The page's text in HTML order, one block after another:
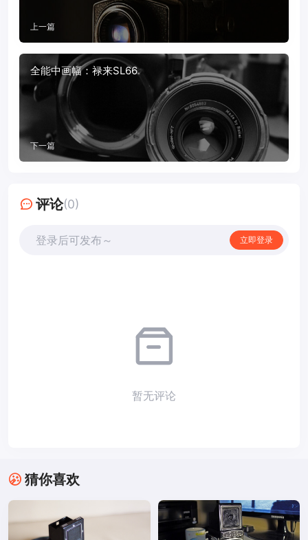
上一篇
全能中画幅：禄来SL66
下一篇
评论(0)
登录后可发布～ 立即登录
暂无评论
猜你喜欢